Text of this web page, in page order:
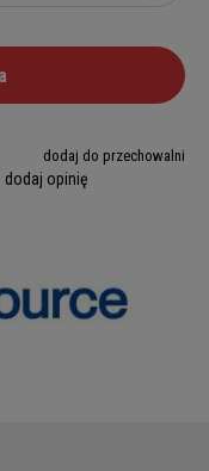
dodaj do przechowalni
dodaj opinię